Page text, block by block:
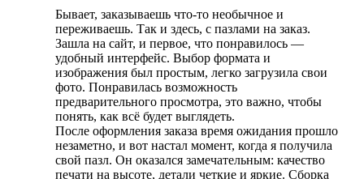
Бывает, заказываешь что-то необычное и
переживаешь. Так и здесь, с пазлами на заказ.
Зашла на сайт, и первое, что понравилось —
удобный интерфейс. Выбор формата и
изображения был простым, легко загрузила свои
фото. Понравилась возможность
предварительного просмотра, это важно, чтобы
понять, как всё будет выглядеть.
После оформления заказа время ожидания прошло
незаметно, и вот настал момент, когда я получила
свой пазл. Он оказался замечательным: качество
печати на высоте, детали четкие и яркие. Сборка